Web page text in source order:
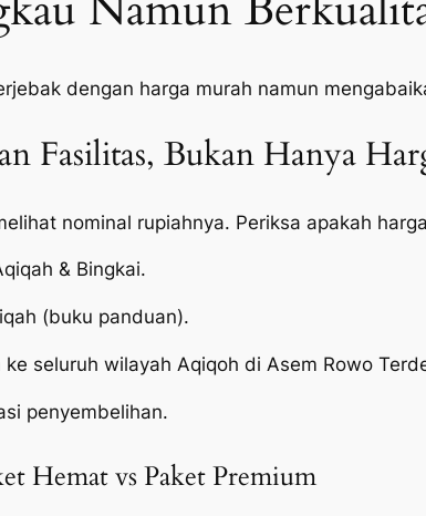
dengan harga murah namun
Fasilitas, Bukan Hanya
nominal rupiahnya. Periksa apakah
& Bingkai.
(buku panduan).
ke seluruh wilayah Aqiqoh di Asem Rowo
penyembelihan.
Hemat vs Paket Premium